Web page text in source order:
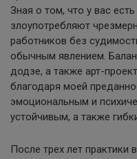
Зная о том, что у вас
злоупотребляют
работников без
обычным явлением.
додзе, а также арт-
благодаря моей
эмоциональным и
устойчивым, а также
После трех лет практики